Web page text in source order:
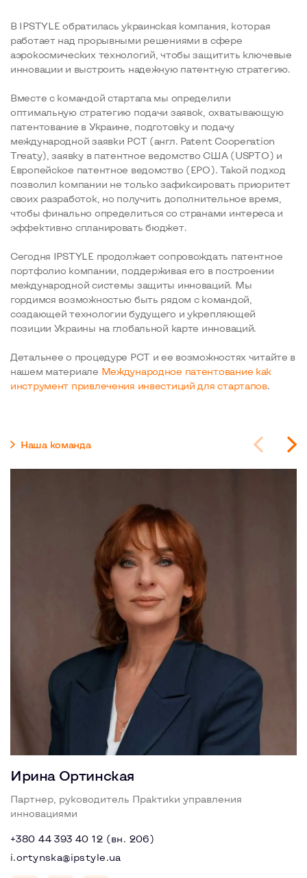
В IPSTYLE обратилась украинская компания, которая
работает над прорывными решениями в сфере
аэрокосмических технологий, чтобы защитить ключевые
инновации и выстроить надежную патентную стратегию.
Вместе с командой стартапа мы определили
оптимальную стратегию подачи заявок, охватывающую
патентование в Украине, подготовку и подачу
международной заявки PCT (англ. Patent Cooperation
Treaty), заявку в патентное ведомство США (USPTO) и
Европейское патентное ведомство (EPO). Такой подход
позволил компании не только зафиксировать приоритет
своих разработок, но получить дополнительное время,
чтобы финально определиться со странами интереса и
эффективно спланировать бюджет.
Сегодня IPSTYLE продолжает сопровождать патентное
портфолио компании, поддерживая его в построении
международной системы защиты инноваций. Мы
гордимся возможностью быть рядом с командой,
создающей технологии будущего и укрепляющей
позиции Украины на глобальной карте инноваций.
Детальнее о процедуре PCT и ее возможностях читайте в
нашем материале Международное патентование как
инструмент привлечения инвестиций для стартапов.
Наша команда
Ирина Ортинская
Партнер, руководитель Практики управления
инновациями
+380 44 393 40 12 (вн. 206)
i.ortynska@ipstyle.ua